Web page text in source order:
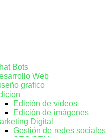
Bots
Web
grafico
Edición de vídeos
Edición de imágenes
Digital
Gestión de redes sociales